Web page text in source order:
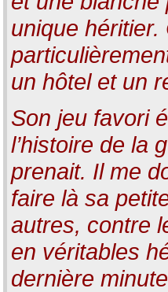
unique
un hôtel et un
Son jeu favori
l’histoire de la
prenait. Il me
faire là sa
autres, contre
en véritables
dernière